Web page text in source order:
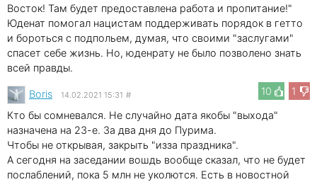
Восток! Там будет предоставлена работа и пропитание!"
Юденат помогал нацистам поддерживать порядок в гетто
и бороться с подпольем, думая, что своими "заслугами"
спасет себе жизнь. Но, юденрату не было позволено знать
всей правды.
10
1
Boris 14.02.2021 15:31 #
Кто бы сомневался. Не случайно дата якобы "выхода"
назначена на 23-е. За два дня до Пурима.
Чтобы не открывая, закрыть "изза праздника".
А сегодня на заседании вошдь вообще сказал, что не будет
послаблений, пока 5 млн не уколются. Есть в новостной